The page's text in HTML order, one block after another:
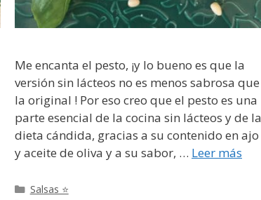
Me encanta el pesto, ¡y lo bueno es que la
versión sin lácteos no es menos sabrosa que
la original ! Por eso creo que el pesto es una
parte esencial de la cocina sin lácteos y de la
dieta cándida, gracias a su contenido en ajo
y aceite de oliva y a su sabor, … Leer más
Categorías
Salsas ⭐